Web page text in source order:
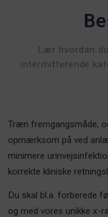
Lær hvordan
intermitterende
Træn fremgangsmåde,
opmærksom på ved
minimere
korrekte kliniske
Du skal bl.a. forberede
og med vores unikke x-